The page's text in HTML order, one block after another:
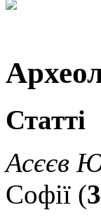
Статті
Асєєв
Софії (